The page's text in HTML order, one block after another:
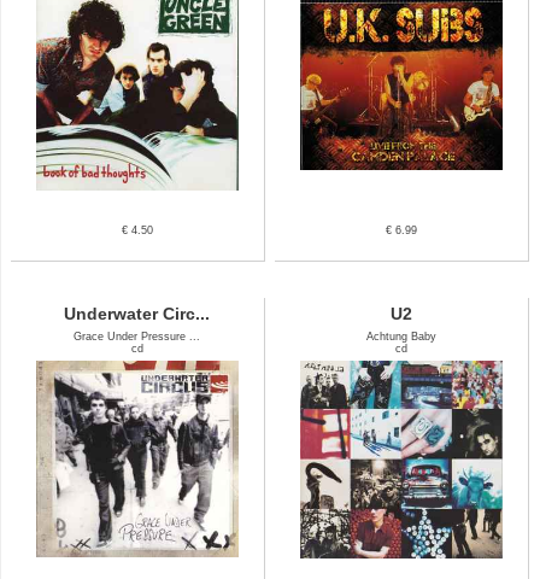
€ 4.50 € 6.99
Underwater Circ...
Grace Under Pressure ...
cd
U2
Achtung Baby
cd